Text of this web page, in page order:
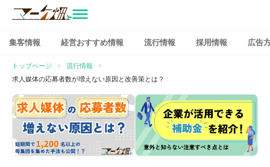
ン
テ
ン
へ
ス
ッ
マーケ畑
集客情報 経営おすすめ情報 流行情報 採用情報 広告
トップページ
流行情報
求人媒体の応募者数が増えない原因と改善策とは？